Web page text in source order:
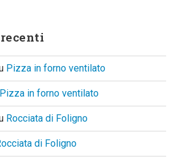
Pizza in forno ventilato
Pizza in forno ventilato
Rocciata di Foligno
di Foligno